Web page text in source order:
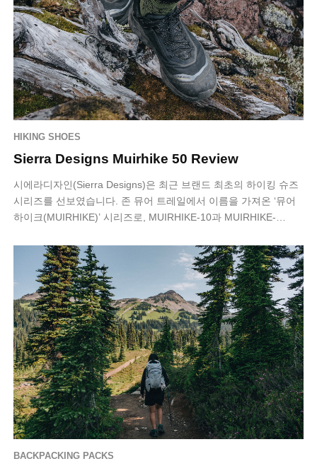
HIKING SHOES
Sierra Designs Muirhike 50 Review
시에라디자인(Sierra Designs)은 최근 브랜드 최초의 하이킹 슈즈
시리즈를 선보였습니다. 존 뮤어 트레일에서 이름을 가져온 ‘뮤어
하이크(MUIRHIKE)’ 시리즈로, MUIRHIKE-10과 MUIRHIKE-…
BACKPACKING PACKS